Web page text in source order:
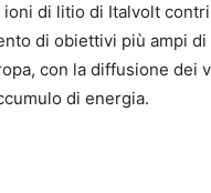
di litio di Italvolt
di obiettivi più ampi
con la diffusione dei
di energia.